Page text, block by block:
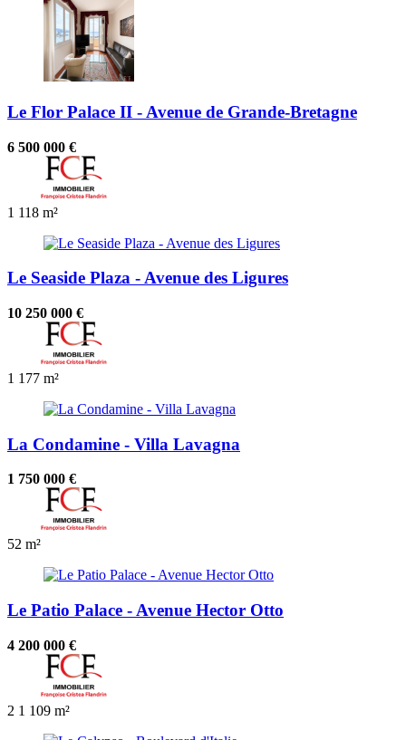
Le Flor Palace II - Avenue de Grande-Bretagne
6 500 000 €
1 118 m²
Le Seaside Plaza - Avenue des Ligures
10 250 000 €
1 177 m²
La Condamine - Villa Lavagna
1 750 000 €
52 m²
Le Patio Palace - Avenue Hector Otto
4 200 000 €
2 1 109 m²